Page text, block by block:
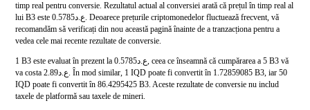
timp real pentru conversie. Rezultatul actual al conversiei arată că prețul în timp real al
lui B3 este ع.د0.5785. Deoarece prețurile criptomonedelor fluctuează frecvent, vă
recomandăm să verificați din nou această pagină înainte de a tranzacționa pentru a
vedea cele mai recente rezultate de conversie.
1 B3 este evaluat în prezent la ع.د0.5785, ceea ce înseamnă că cumpărarea a 5 B3 vă
va costa ع.د2.89. În mod similar, 1 IQD poate fi convertit în 1.72859085 B3, iar 50
IQD poate fi convertit în 86.4295425 B3. Aceste rezultate de conversie nu includ
taxele de platformă sau taxele de mineri.